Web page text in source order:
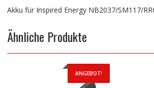
Akku für Inspired Energy NB2037/SM117/
Ähnliche Produkte
ANGEBOT!